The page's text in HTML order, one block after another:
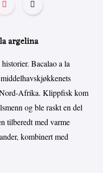
argelina
Bacalao a la
Afrika. Klippfisk kom
og ble raskt en del
tilberedt med varme
kombinert med